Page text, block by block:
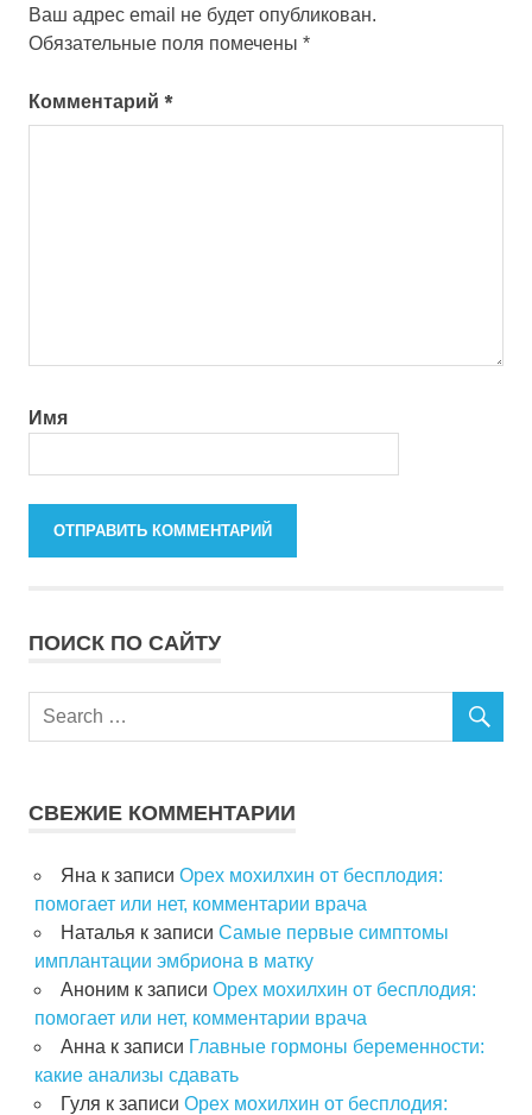
Ваш адрес email не будет опубликован.
Обязательные поля помечены *
Комментарий *
Имя
ПОИСК ПО САЙТУ
СВЕЖИЕ КОММЕНТАРИИ
Яна к записи Орех мохилхин от бесплодия:
помогает или нет, комментарии врача
Наталья к записи Самые первые симптомы
имплантации эмбриона в матку
Аноним к записи Орех мохилхин от бесплодия:
помогает или нет, комментарии врача
Анна к записи Главные гормоны беременности:
какие анализы сдавать
Гуля к записи Орех мохилхин от бесплодия: